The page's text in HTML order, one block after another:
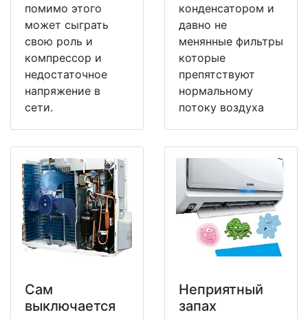
помимо этого
может сыграть
свою роль и
компрессор и
недостаточное
напряжение в
сети.
конденсатором и
давно не
менянные фильтры
которые
препятствуют
нормальному
потоку воздуха
Сам
выключается
Неприятный
запах